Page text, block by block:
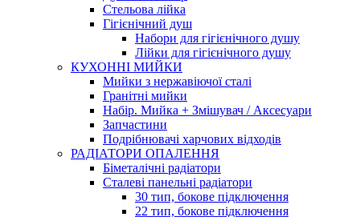
Стельова лійка
Гігієнічний душ
Набори для гігієнічного душу
Лійки для гігієнічного душу
КУХОННІ МИЙКИ
Мийки з нержавіючої сталі
Гранітні мийки
Набір. Мийка + Змішувач / Аксесуари
Запчастини
Подрібнювачі харчових відходів
РАДІАТОРИ ОПАЛЕННЯ
Біметалічні радіатори
Сталеві панельні радіатори
30 тип, бокове підключення
22 тип, бокове підключення